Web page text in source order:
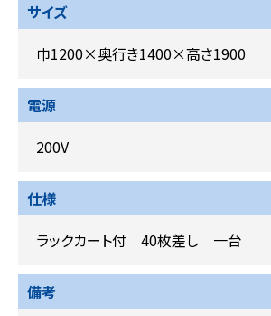
サイズ
巾1200×奥行き1400×高さ1900
電源
200V
仕様
ラックカート付 40枚差し 一台
備考